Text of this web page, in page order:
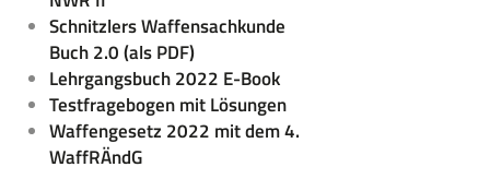
Schnitzlers Waffensachkunde
Buch 2.0 (als PDF)
Lehrgangsbuch 2022 E-Book
Testfragebogen mit Lösungen
Waffengesetz 2022 mit dem 4.
WaffRÄndG